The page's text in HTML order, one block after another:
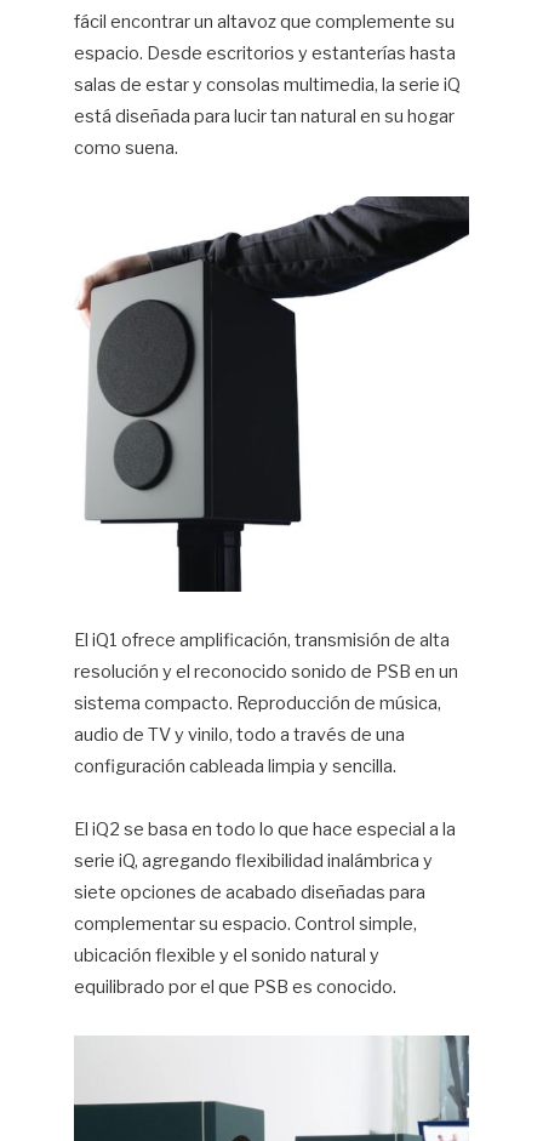
fácil encontrar un altavoz que complemente su
espacio. Desde escritorios y estanterías hasta
salas de estar y consolas multimedia, la serie iQ
está diseñada para lucir tan natural en su hogar
como suena.
⁠El iQ1 ofrece amplificación, transmisión de alta
resolución y el reconocido sonido de PSB en un
sistema compacto. Reproducción de música,
audio de TV y vinilo, todo a través de una
configuración cableada limpia y sencilla.⁠
El iQ2 se basa en todo lo que hace especial a la
serie iQ, agregando flexibilidad inalámbrica y
siete opciones de acabado diseñadas para
complementar su espacio. Control simple,
ubicación flexible y el sonido natural y
equilibrado por el que PSB es conocido.⁠